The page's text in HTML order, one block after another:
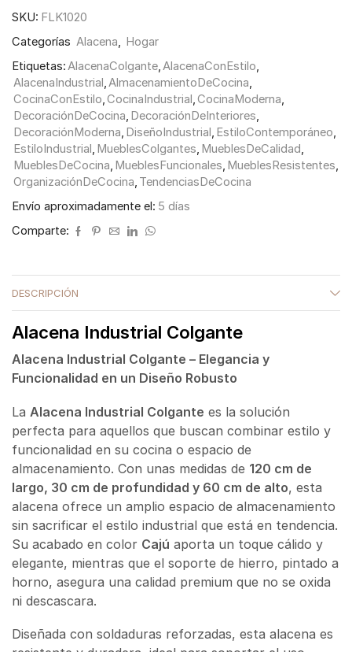
SKU: FLK1020
Categorías Alacena, Hogar
Etiquetas:AlacenaColgante,AlacenaConEstilo,
AlacenaIndustrial,AlmacenamientoDeCocina,
CocinaConEstilo,CocinaIndustrial,CocinaModerna,
DecoraciónDeCocina, DecoraciónDeInteriores,
DecoraciónModerna, DiseñoIndustrial, EstiloContemporáneo,
EstiloIndustrial, MueblesColgantes, MueblesDeCalidad,
MueblesDeCocina, MueblesFuncionales, MueblesResistentes,
OrganizaciónDeCocina, TendenciasDeCocina
Envío aproximadamente el: 5 días
Comparte:
DESCRIPCIÓN
Alacena Industrial Colgante
Alacena Industrial Colgante – Elegancia y
Funcionalidad en un Diseño Robusto
La Alacena Industrial Colgante es la solución
perfecta para aquellos que buscan combinar estilo y
funcionalidad en su cocina o espacio de
almacenamiento. Con unas medidas de 120 cm de
largo, 30 cm de profundidad y 60 cm de alto, esta
alacena ofrece un amplio espacio de almacenamiento
sin sacrificar el estilo industrial que está en tendencia.
Su acabado en color Cajú aporta un toque cálido y
elegante, mientras que el soporte de hierro, pintado a
horno, asegura una calidad premium que no se oxida
ni descascara.
Diseñada con soldaduras reforzadas, esta alacena es